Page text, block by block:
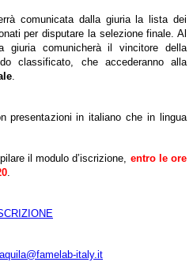
comunicata dalla giuria la lista dei
per disputare la selezione finale. Al
giuria comunicherà il vincitore della
classificato, che accederanno alla
.
presentazioni in italiano che in lingua
il modulo d’iscrizione, entro le ore
.
laquila@famelab-italy.it